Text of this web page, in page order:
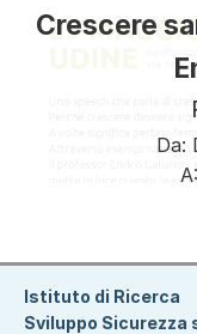
Crescere
Da:
A:
Istituto di Ricerca
Sviluppo Sicurezza